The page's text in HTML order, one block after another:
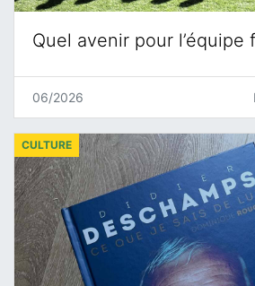
Quel avenir pour l’équipe
06/2026
CULTURE